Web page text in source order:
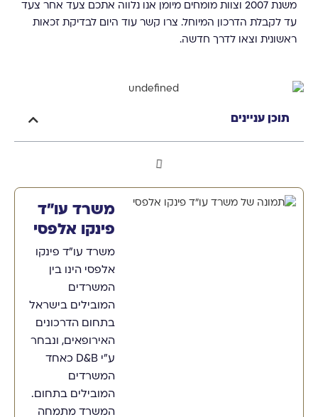
משנת 2007 וצוות מומחים מיומן אנו נלווה אתכם צעד אחר צעד
עד לקבלת הדרכון המיוחל. צרו קשר עוד היום לבדיקת זכאות
ראשונית וצאו לדרך חדשה.
תוכן עניינים
משרד עו"ד
פינקו אלפסי
משרד עו"ד פינקו
אלפסי הינו בין
המשרדים
המובילים בישראל
בתחום הדרכונים
האירופאים, ונבחר
ע"י D&B כאחד
המשרדים
המובילים בתחום.
המשרד מתמחה